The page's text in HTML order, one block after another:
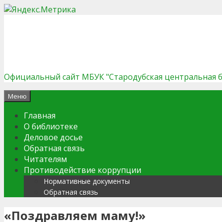
Официальный сайт МБУК "Стародубская центральная
Меню
Главная
О библиотеке
Деловое досье
Обратная связь
Читателям
Противодействие коррупции
Нормативные документы
Обратная связь
«Поздравляем маму!»